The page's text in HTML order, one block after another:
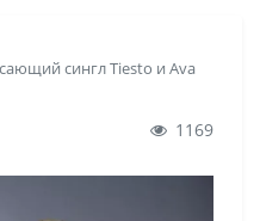
сингл Tiesto и Ava
1169